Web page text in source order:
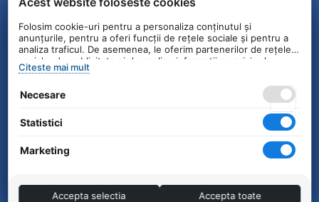
Folosim cookie-uri pentru a personaliza conținutul și
anunțurile, pentru a oferi funcții de rețele sociale și pentru a
analiza traficul. De asemenea, le oferim partenerilor de rețele
sociale, de publicitate și de analize informații cu privire la
modul în care folosiți site-ul nostru. Aceștia le pot combina cu
serviciilor lor.
Citeste mai mult
Necesare
Statistici
Marketing
Accepta selectia Accepta toate